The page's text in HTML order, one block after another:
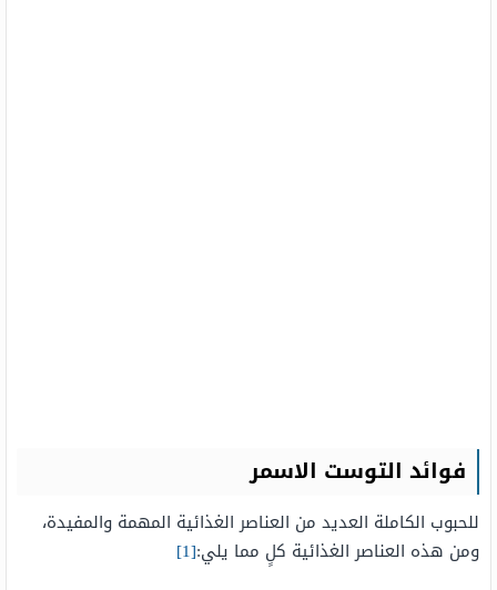
فوائد التوست الاسمر
للحبوب الكاملة العديد من العناصر الغذائية المهمة والمفيدة،
ومن هذه العناصر الغذائية كلٍ مما يلي:[1]